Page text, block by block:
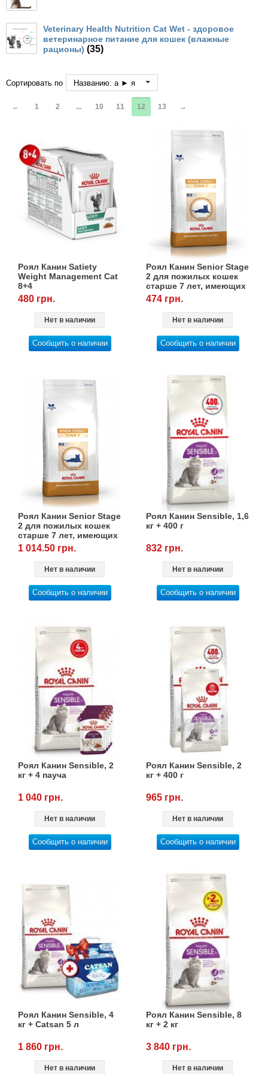
Veterinary Health Nutrition Cat Wet - здоровое
ветеринарное питание для кошек (влажные
рационы) (35)
Сортировать по Названию: а ► я
← 1 2 ... 10 11 12 13 →
Роял Канин Satiety
Weight Management Cat
8+4
480 грн.
Нет в наличии
Сообщить о наличии
Роял Канин Senior Stage
2 для пожилых кошек
старше 7 лет, имеющих
видимые признаки
старения, 1,5 кг
474 грн.
Нет в наличии
Сообщить о наличии
Роял Канин Senior Stage
2 для пожилых кошек
старше 7 лет, имеющих
видимые признаки
старения, 3,5 кг
1 014.50 грн.
Нет в наличии
Сообщить о наличии
Роял Канин Sensible, 1,6
кг + 400 г
832 грн.
Нет в наличии
Сообщить о наличии
Роял Канин Sensible, 2
кг + 4 пауча
1 040 грн.
Нет в наличии
Сообщить о наличии
Роял Канин Sensible, 2
кг + 400 г
965 грн.
Нет в наличии
Сообщить о наличии
Роял Канин Sensible, 4
кг + Catsan 5 л
1 860 грн.
Нет в наличии
Роял Канин Sensible, 8
кг + 2 кг
3 840 грн.
Нет в наличии
Ласощі та корма
Vet Diet Canine Wet – ветеринарные диеты
для собак
Миски, автокормушки, поилки
Переноски, сумки, клетки
Послеоперационные средства и
расходные материалы
Подарочные сертификаты
Товары для грызунов
Товары для лошадей
Товары для людей
Хозряд - хозтовары оптом
Популярные зоотовары
Архив / Снято с производства